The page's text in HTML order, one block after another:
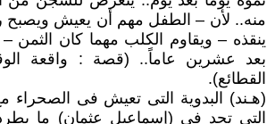
منه.. لأن – الطفل مهم أن يعيش ويصبح
ينقذه – ويقاوم الكلب مهما كان الثمن –
بعد عشرين عاماً.. (قصة : واقعة
القطائع).
(هـند) البدوية التى تعيش فى الصحراء
التى تجد فى (إسماعيل عثمان) ما